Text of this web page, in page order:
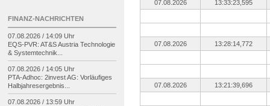
07.08.2026 13:33:23,595
07.08.2026 13:28:14,772
07.08.2026 13:21:39,696
FINANZ-NACHRICHTEN
07.08.2026 / 14:09 Uhr
EQS-PVR: AT&S Austria Technologie
& Systemtechnik...
07.08.2026 / 14:05 Uhr
PTA-Adhoc: 2invest AG: Vorläufiges
Halbjahresergebnis...
07.08.2026 / 13:59 Uhr